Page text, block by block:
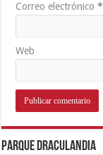
Correo electrónico*
Web
Parque Draculandia